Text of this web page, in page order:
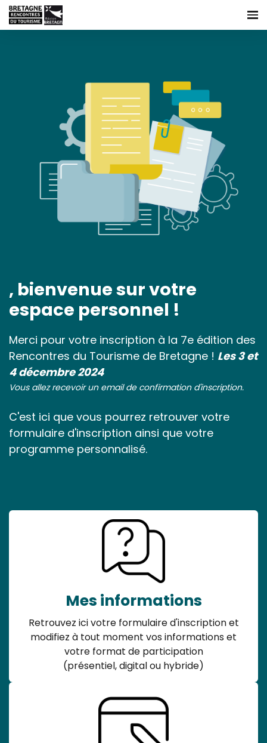
, bienvenue sur votre
espace personnel !
Merci pour votre inscription à la 7e édition des
Rencontres du Tourisme de Bretagne ! Les 3 et
4 décembre 2024
Vous allez recevoir un email de confirmation d'inscription.
C'est ici que vous pourrez retrouver votre
formulaire d'inscription ainsi que votre
programme personnalisé.
Mes informations
Retrouvez ici votre formulaire d'inscription et
modifiez à tout moment vos informations et
votre format de participation
(présentiel, digital ou hybride)